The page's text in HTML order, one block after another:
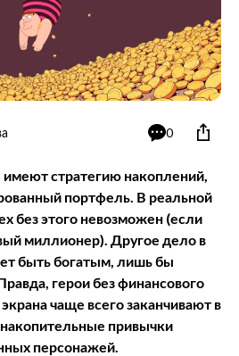
0
стратегию накоплений,
портфель. В реальной
без этого невозможен (если
миллионер). Другое дело в
быть богатым, лишь бы
герои без финансового
чаще всего заканчивают в
привычки
персонажей.